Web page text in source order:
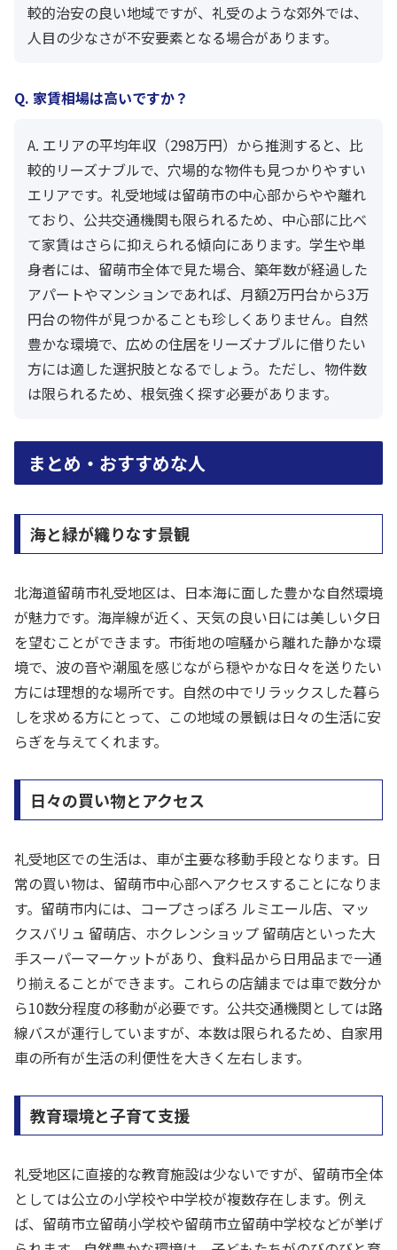
較的治安の良い地域ですが、礼受のような郊外では、
人目の少なさが不安要素となる場合があります。
Q. 家賃相場は高いですか？
A. エリアの平均年収（298万円）から推測すると、比
較的リーズナブルで、穴場的な物件も見つかりやすい
エリアです。礼受地域は留萌市の中心部からやや離れ
ており、公共交通機関も限られるため、中心部に比べ
て家賃はさらに抑えられる傾向にあります。学生や単
身者には、留萌市全体で見た場合、築年数が経過した
アパートやマンションであれば、月額2万円台から3万
円台の物件が見つかることも珍しくありません。自然
豊かな環境で、広めの住居をリーズナブルに借りたい
方には適した選択肢となるでしょう。ただし、物件数
は限られるため、根気強く探す必要があります。
まとめ・おすすめな人
海と緑が織りなす景観
北海道留萌市礼受地区は、日本海に面した豊かな自然環境
が魅力です。海岸線が近く、天気の良い日には美しい夕日
を望むことができます。市街地の喧騒から離れた静かな環
境で、波の音や潮風を感じながら穏やかな日々を送りたい
方には理想的な場所です。自然の中でリラックスした暮ら
しを求める方にとって、この地域の景観は日々の生活に安
らぎを与えてくれます。
日々の買い物とアクセス
礼受地区での生活は、車が主要な移動手段となります。日
常の買い物は、留萌市中心部へアクセスすることになりま
す。留萌市内には、コープさっぽろ ルミエール店、マッ
クスバリュ 留萌店、ホクレンショップ 留萌店といった大
手スーパーマーケットがあり、食料品から日用品まで一通
り揃えることができます。これらの店舗までは車で数分か
ら10数分程度の移動が必要です。公共交通機関としては路
線バスが運行していますが、本数は限られるため、自家用
車の所有が生活の利便性を大きく左右します。
教育環境と子育て支援
礼受地区に直接的な教育施設は少ないですが、留萌市全体
としては公立の小学校や中学校が複数存在します。例え
ば、留萌市立留萌小学校や留萌市立留萌中学校などが挙げ